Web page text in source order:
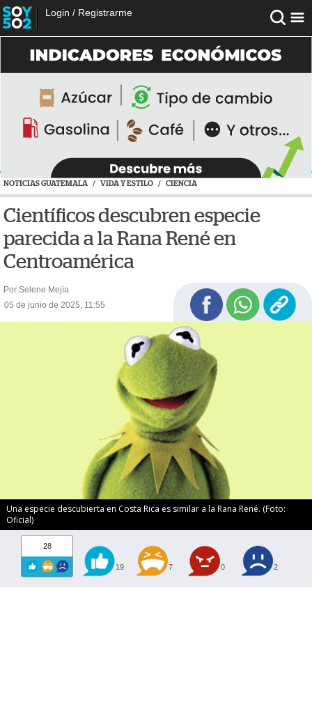
Login / Registrarme
NOTICIAS GUATEMALA / VIDA Y ESTILO / CIENCIA
Científicos descubren especie
parecida a la Rana René en
Centroamérica
Por Selene Mejía
05 de junio de 2025, 11:55
Una especie descubierta en Costa Rica es similar a la Rana René. (Foto:
Oficial)
28
19 7 0 2